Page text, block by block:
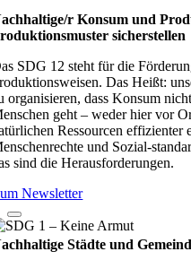
r Konsum und
sicher­stel­len
SDG 12 steht für die
Das Heißt:
organisieren, dass Konsum
geht – weder hier vor
Ressourcen effizienter
und Sozial-
sind die Herausforderungen.
Newsletter
Städte und